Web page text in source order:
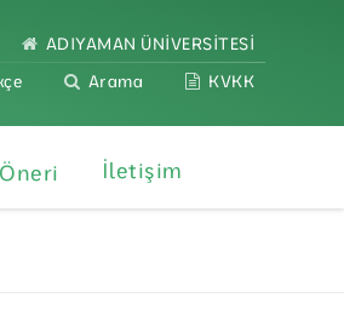
ADIYAMAN ÜNİVERSİTESİ
Arama KVKK
İletişim